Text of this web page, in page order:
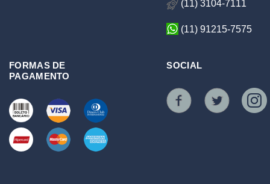
(11) 3104-7111
(11) 91215-7575
FORMAS DE
PAGAMENTO
SOCIAL